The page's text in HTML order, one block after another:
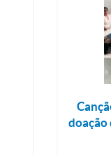
doação